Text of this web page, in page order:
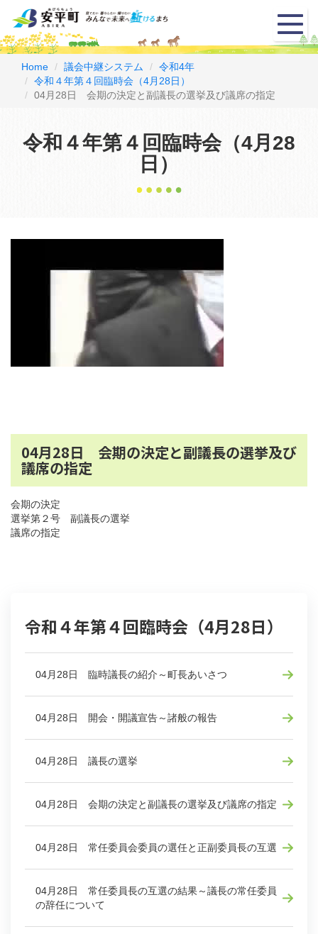
メ
ニ
ュ
Home 議会中継システム
令和4年
令和４年第４回臨時会（4月28日）
04月28日 会期の決定と副議長の選挙及び議席の指定
令和４年第４回臨時会（4月28
日）
04月28日 会期の決定と副議長の選挙及び
議席の指定
会期の決定
選挙第２号 副議長の選挙
議席の指定
令和４年第４回臨時会（4月28日）
04月28日 臨時議長の紹介～町長あいさつ
04月28日 開会・開議宣告～諸般の報告
04月28日 議長の選挙
04月28日 会期の決定と副議長の選挙及び議席の指定
04月28日 常任委員会委員の選任と正副委員長の互選
04月28日 常任委員長の互選の結果～議長の常任委員
の辞任について